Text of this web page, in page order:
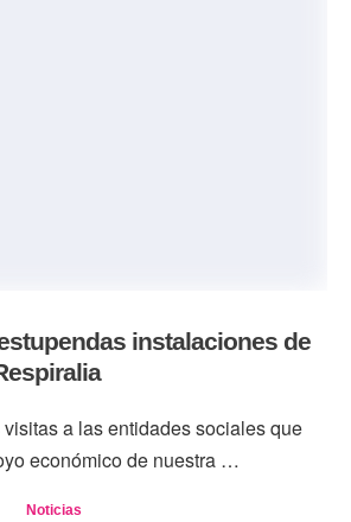
instalaciones de
a las entidades sociales que
económico de nuestra …
Noticias